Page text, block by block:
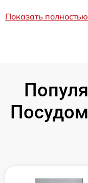
Показать полностью